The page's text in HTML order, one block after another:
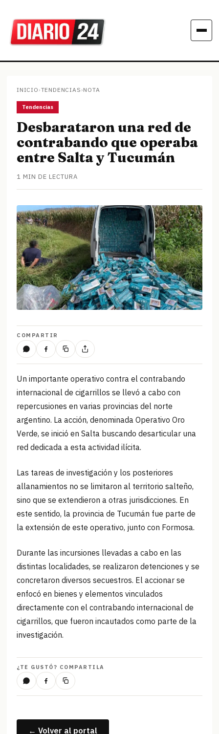
INICIO›TENDENCIAS›NOTA
Tendencias
Desbarataron una red de
contrabando que operaba
entre Salta y Tucumán
1 MIN DE LECTURA
COMPARTIR
Un importante operativo contra el contrabando
internacional de cigarrillos se llevó a cabo con
repercusiones en varias provincias del norte
argentino. La acción, denominada Operativo Oro
Verde, se inició en Salta buscando desarticular una
red dedicada a esta actividad ilícita.
Las tareas de investigación y los posteriores
allanamientos no se limitaron al territorio salteño,
sino que se extendieron a otras jurisdicciones. En
este sentido, la provincia de Tucumán fue parte de
la extensión de este operativo, junto con Formosa.
Durante las incursiones llevadas a cabo en las
distintas localidades, se realizaron detenciones y se
concretaron diversos secuestros. El accionar se
enfocó en bienes y elementos vinculados
directamente con el contrabando internacional de
cigarrillos, que fueron incautados como parte de la
investigación.
¿TE GUSTÓ? COMPARTILA
← Volver al portal